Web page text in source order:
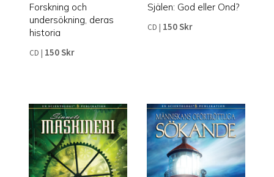
Forskning och
undersökning, deras
historia
CD | 150 Skr
Själen: God eller Ond?
CD | 150 Skr